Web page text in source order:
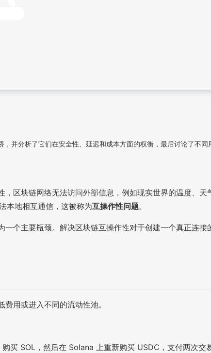
并分析了它们在安全性、延迟和成本方面的权衡，最后讨论了不同
区块链网络无法访问外部信息，例如现实世界的温度、天
本地相互通信，这被称为互操作性问题。
个主要瓶颈。解决区块链互操作性对于创建一个真正连接
用或进入不同的流动性池。
买 SOL，然后在 Solana 上重新购买 USDC，支付两次交